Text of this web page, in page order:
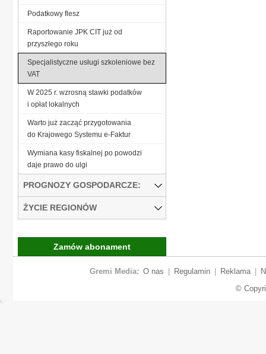
Podatkowy flesz
Raportowanie JPK CIT już od
przyszłego roku
Specjalistyczne usługi szkoleniowe bez
VAT
W 2025 r. wzrosną stawki podatków
i opłat lokalnych
Warto już zacząć przygotowania
do Krajowego Systemu e-Faktur
Wymiana kasy fiskalnej po powodzi
daje prawo do ulgi
PROGNOZY GOSPODARCZE:
ŻYCIE REGIONÓW
Zamów abonament
Gremi Media: O nas Regulamin Reklama
©